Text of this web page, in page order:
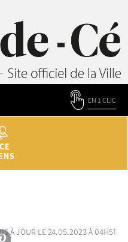
EN 1 CLIC
à jour le 24.05.2023 à 04h51